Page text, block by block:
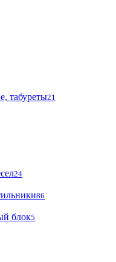
табуреты21
24
86
блок5